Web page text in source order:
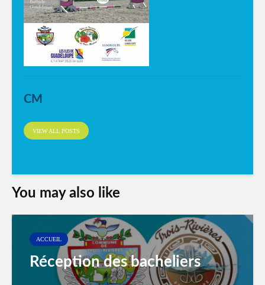
CM
VIEW ALL POSTS
You may also like
ACCUEIL
Réception des bacheliers